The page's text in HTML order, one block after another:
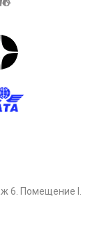
6. Помещение I.